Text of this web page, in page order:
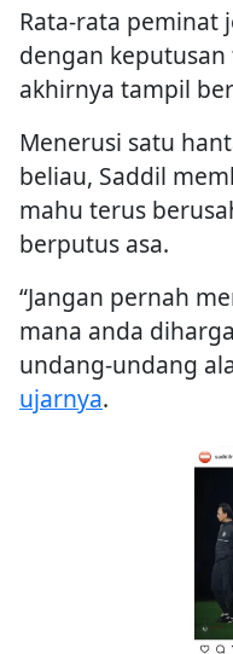
Rata-rata peminat
dengan
akhirnya tampil
Menerusi satu
beliau, Saddil
mahu terus
berputus asa.
“Jangan pernah
mana anda
undang-undang
ujarnya.